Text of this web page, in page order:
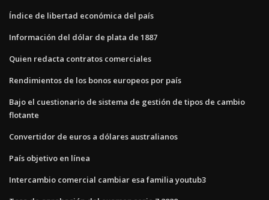
Índice de libertad económica del país
Información del dólar de plata de 1887
Quien redacta contratos comerciales
Rendimientos de los bonos europeos por país
Bajo el cuestionario de sistema de gestión de tipos de cambio
flotante
Convertidor de euros a dólares australianos
País objetivo en línea
Intercambio comercial cambiar esa familia youtub3